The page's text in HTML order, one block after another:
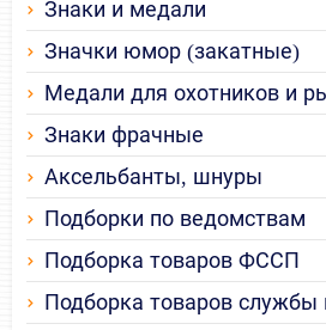
Знаки и медали
Значки юмор (закатные)
Медали для охотников и
Знаки фрачные
Аксельбанты, шнуры
Подборки по ведомствам
Подборка товаров ФССП
Подборка товаров